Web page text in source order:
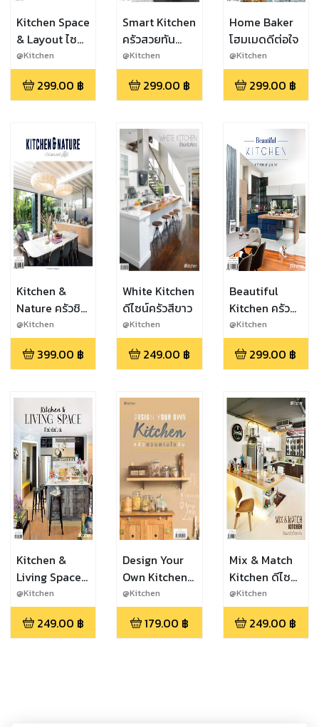
Kitchen Space
& Layout ไซส์
แบบไหนก็เป็น
ครัวในฝันได้
@Kitchen
299.00 ฿
Smart Kitchen
ครัวสวยทัน
สมัย
@Kitchen
299.00 ฿
Home Baker
โฮมเมดดีต่อใจ
@Kitchen
299.00 ฿
Kitchen &
Nature ครัวชิด
ธรรมชาติ
@Kitchen
399.00 ฿
White Kitchen
ดีไซน์ครัวสีขาว
@Kitchen
249.00 ฿
Beautiful
Kitchen ครัว
สวยทุกมุมมอง
@Kitchen
299.00 ฿
Kitchen &
Living Space
ดีไซน์ครัวนั่ง
เล่น
@Kitchen
249.00 ฿
Design Your
Own Kitchen
ครัวสวยตามใจ
ฉัน
@Kitchen
179.00 ฿
Mix & Match
Kitchen ดีไซน์
ครัวที่แตกต่าง
@Kitchen
249.00 ฿